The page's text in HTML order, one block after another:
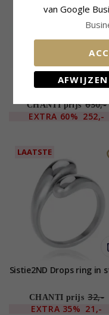
Diamant ring in 9
goud-en witgoud 0,06
CHANTI prijs 630,-
EXTRA 60% 252,-
LAATSTE
Sistie2ND Drops ring in
CHANTI prijs 32,-
EXTRA 35% 21,-
van Google
AFWIJZEN